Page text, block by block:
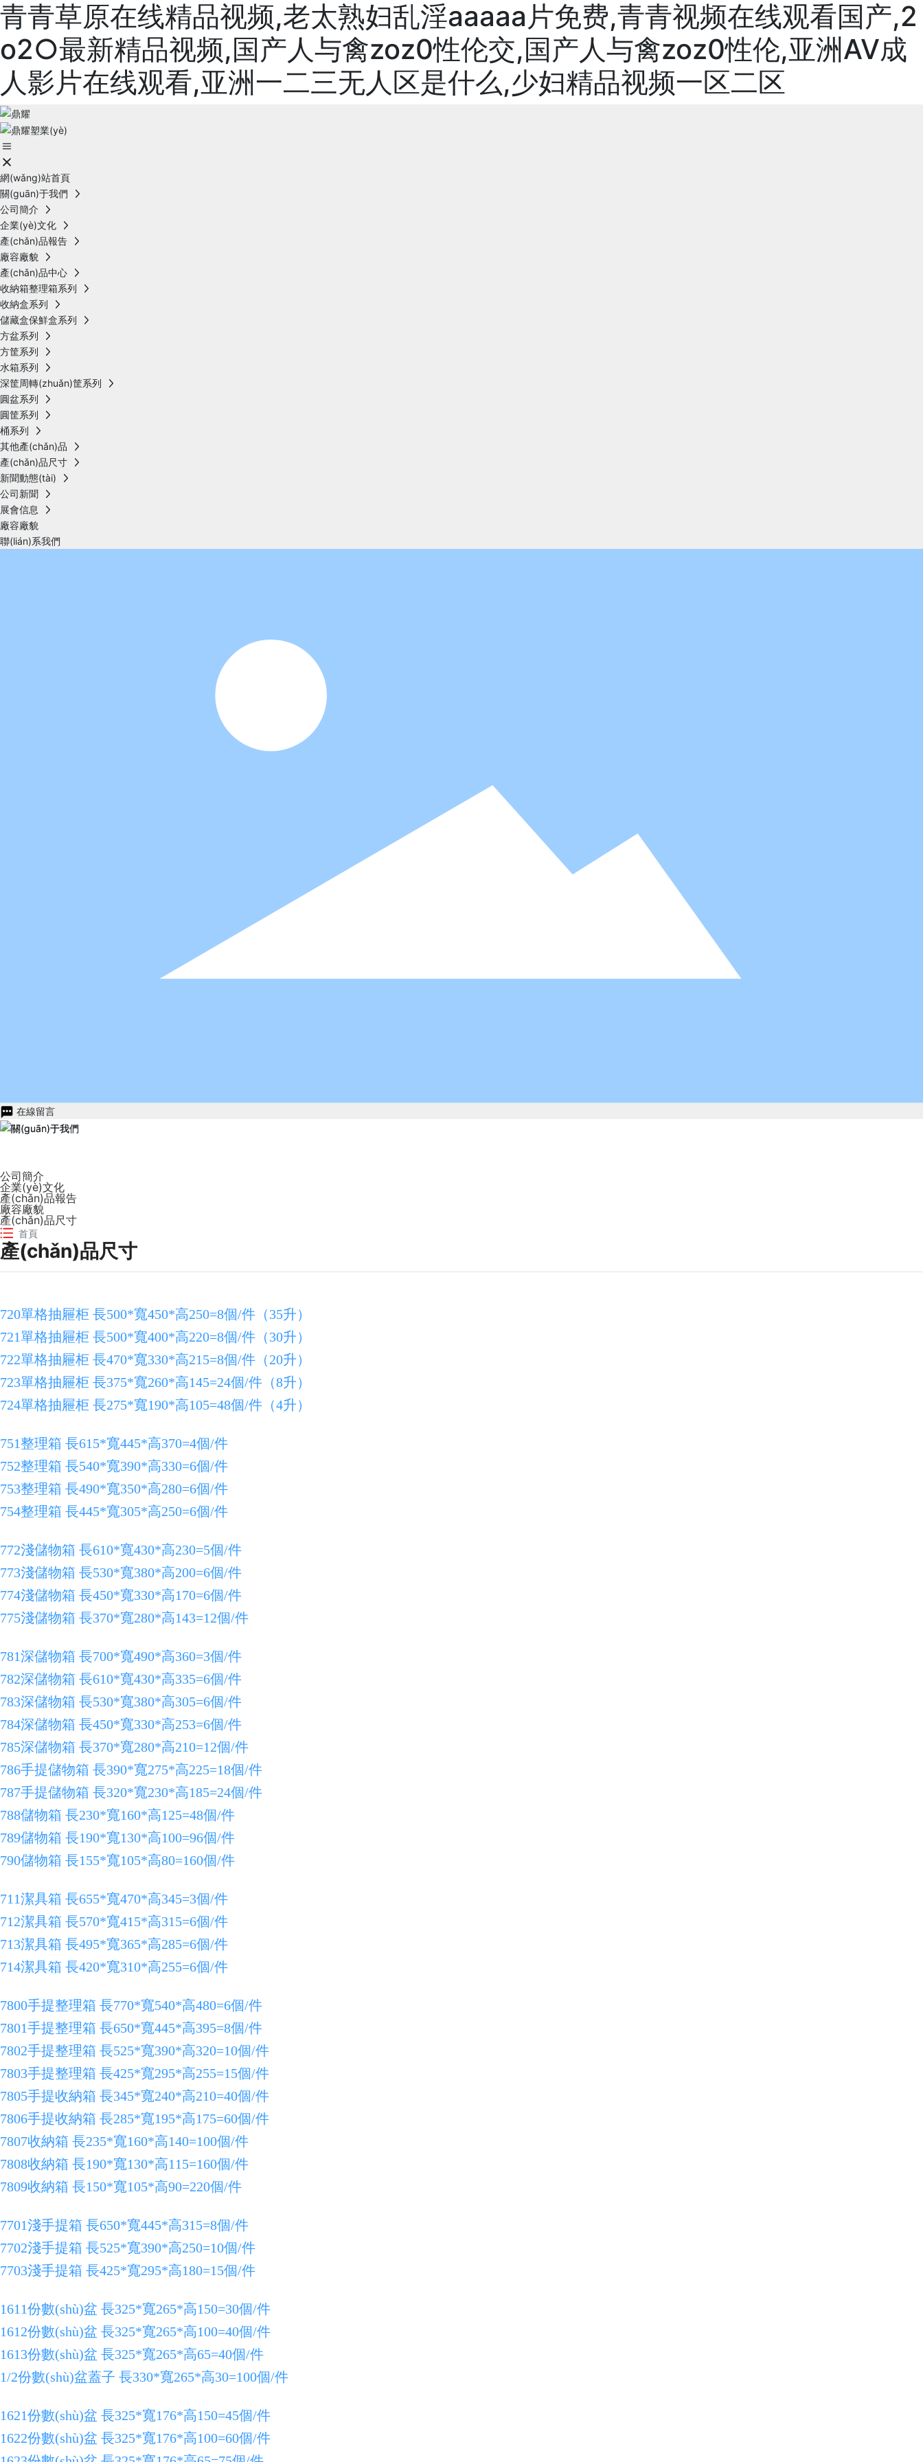
青青草原在线精品视频,老太熟妇乱淫aaaaa片免费,青青视频在线观看国产,2
o2○最新精品视频,国产人与禽zoz0性伦交,国产人与禽zoz0性伦,亚洲AV成
人影片在线观看,亚洲一二三无人区是什么,少妇精品视频一区二区
網(wǎng)站首頁
關(guān)于我們
公司簡介
企業(yè)文化
產(chǎn)品報告
廠容廠貌
產(chǎn)品中心
收納箱整理箱系列
收納盒系列
儲藏盒保鮮盒系列
方盆系列
方筐系列
水箱系列
深筐周轉(zhuǎn)筐系列
圓盆系列
圓筐系列
桶系列
其他產(chǎn)品
產(chǎn)品尺寸
新聞動態(tài)
公司新聞
展會信息
廠容廠貌
聯(lián)系我們
在線留言
公司簡介
企業(yè)文化
產(chǎn)品報告
廠容廠貌
產(chǎn)品尺寸
首頁
產(chǎn)品尺寸
720單格抽屜柜 長500*寬450*高250=8個/件（35升）
721單格抽屜柜 長500*寬400*高220=8個/件（30升）
722單格抽屜柜 長470*寬330*高215=8個/件（20升）
723單格抽屜柜 長375*寬260*高145=24個/件（8升）
724單格抽屜柜 長275*寬190*高105=48個/件（4升）
751整理箱 長615*寬445*高370=4個/件
752整理箱 長540*寬390*高330=6個/件
753整理箱 長490*寬350*高280=6個/件
754整理箱 長445*寬305*高250=6個/件
772淺儲物箱 長610*寬430*高230=5個/件
773淺儲物箱 長530*寬380*高200=6個/件
774淺儲物箱 長450*寬330*高170=6個/件
775淺儲物箱 長370*寬280*高143=12個/件
781深儲物箱 長700*寬490*高360=3個/件
782深儲物箱 長610*寬430*高335=6個/件
783深儲物箱 長530*寬380*高305=6個/件
784深儲物箱 長450*寬330*高253=6個/件
785深儲物箱 長370*寬280*高210=12個/件
786手提儲物箱 長390*寬275*高225=18個/件
787手提儲物箱 長320*寬230*高185=24個/件
788儲物箱 長230*寬160*高125=48個/件
789儲物箱 長190*寬130*高100=96個/件
790儲物箱 長155*寬105*高80=160個/件
711潔具箱 長655*寬470*高345=3個/件
712潔具箱 長570*寬415*高315=6個/件
713潔具箱 長495*寬365*高285=6個/件
714潔具箱 長420*寬310*高255=6個/件
7800手提整理箱 長770*寬540*高480=6個/件
7801手提整理箱 長650*寬445*高395=8個/件
7802手提整理箱 長525*寬390*高320=10個/件
7803手提整理箱 長425*寬295*高255=15個/件
7805手提收納箱 長345*寬240*高210=40個/件
7806手提收納箱 長285*寬195*高175=60個/件
7807收納箱 長235*寬160*高140=100個/件
7808收納箱 長190*寬130*高115=160個/件
7809收納箱 長150*寬105*高90=220個/件
7701淺手提箱 長650*寬445*高315=8個/件
7702淺手提箱 長525*寬390*高250=10個/件
7703淺手提箱 長425*寬295*高180=15個/件
1611份數(shù)盆 長325*寬265*高150=30個/件
1612份數(shù)盆 長325*寬265*高100=40個/件
1613份數(shù)盆 長325*寬265*高65=40個/件
1/2份數(shù)盆蓋子 長330*寬265*高30=100個/件
1621份數(shù)盆 長325*寬176*高150=45個/件
1622份數(shù)盆 長325*寬176*高100=60個/件